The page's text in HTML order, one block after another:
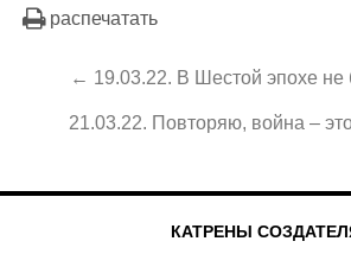
распечатать
← 19.03.22. В Шестой эпохе не
21.03.22. Повторяю, война –
КАТРЕНЫ